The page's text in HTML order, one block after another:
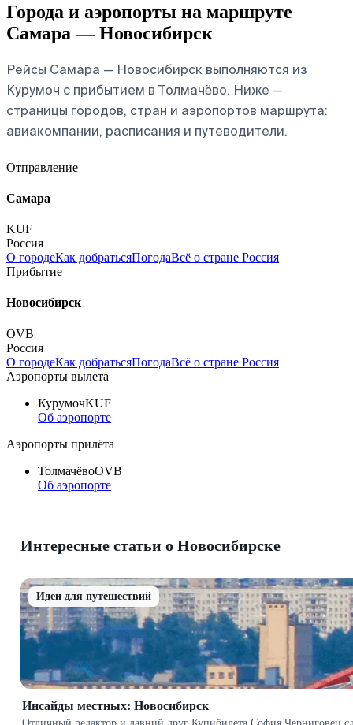
Города и аэропорты на маршруте
Самара — Новосибирск
Рейсы Самара — Новосибирск выполняются из
Курумоч с прибытием в Толмачёво. Ниже —
страницы городов, стран и аэропортов маршрута:
авиакомпании, расписания и путеводители.
Отправление
Самара
KUF
Россия
О городеКак добратьсяПогодаВсё о стране Россия
Прибытие
Новосибирск
OVB
Россия
О городеКак добратьсяПогодаВсё о стране Россия
Аэропорты вылета
КурумочKUF
Об аэропорте
Аэропорты прилёта
ТолмачёвоOVB
Об аэропорте
Интересные статьи о Новосибирске
Идеи для путешествий
Инсайды местных: Новосибирск